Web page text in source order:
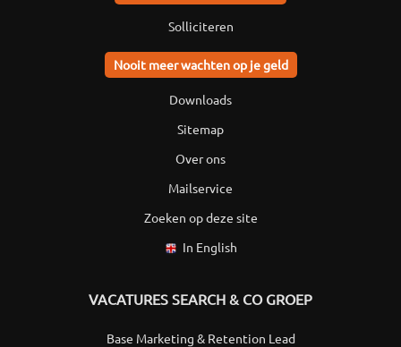
Solliciteren
Nooit meer wachten op je geld
Downloads
Sitemap
Over ons
Mailservice
Zoeken op deze site
In English
VACATURES SEARCH & CO GROEP
Base Marketing & Retention Lead